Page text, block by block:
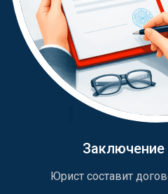
Заключение
Юрист составит